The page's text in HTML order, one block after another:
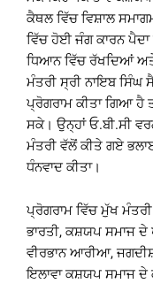
ਕੈਥਲ ਵਿੱਚ ਵਿਸ਼ਾਲ
ਵਿੱਚ ਹੋਈ ਜੰਗ ਕਾਰਨ
ਧਿਆਨ ਵਿੱਚ ਰੱਖਦਿਆਂ
ਮੰਤਰੀ ਸ੍ਰੀ ਨਾਇਬ ਸਿੰਘ
ਪ੍ਰੋਗਰਾਮ ਕੀਤਾ ਗਿਆ ਹੈ
ਸਕੇ। ਉਨ੍ਹਾਂ ਓ.ਬੀ.ਸੀ
ਮੰਤਰੀ ਵੱਲੋਂ ਕੀਤੇ ਗਏ
ਧੰਨਵਾਦ ਕੀਤਾ।
ਪ੍ਰੋਗਰਾਮ ਵਿੱਚ ਮੁੱਖ
ਭਾਰਤੀ, ਕਸ਼ਯਪ ਸਮਾਜ
ਵੀਰਭਾਨ ਆਰੀਆ,
ਇਲਾਵਾ ਕਸ਼ਯਪ ਸਮਾਜ